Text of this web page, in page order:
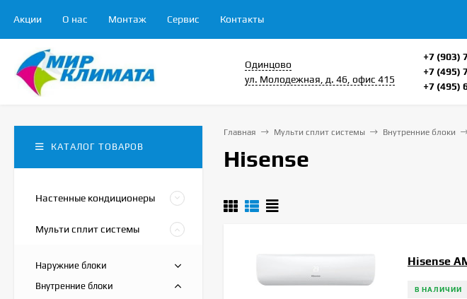
Акции О нас Монтаж Сервис Контакты
Одинцово
ул. Молодежная, д. 46, офис 415
+7 (903)
+7 (495)
+7 (495)
Главная Мульти сплит системы Внутренние блоки
Hisense
Hisense
В НАЛИЧИИ
КАТАЛОГ ТОВАРОВ
Настенные кондиционеры
Мульти сплит системы
Наружние блоки
Внутренние блоки